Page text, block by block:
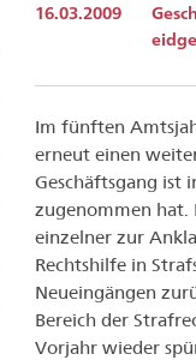
16.03.2009
Im fünften
erneut einen
Geschäftsgang ist
zugenommen hat.
einzelner zur
Rechtshilfe in
Neueingängen
Bereich der
Vorjahr wieder